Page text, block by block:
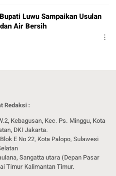
Luwu Sampaikan Usulan
Air Bersih
Redaksi :
Kebagusan, Kec. Ps. Minggu, Kota
DKI Jakarta.
E No 22, Kota Palopo, Sulawesi
Sangatta utara (Depan Pasar
Timur Kalimantan Timur.